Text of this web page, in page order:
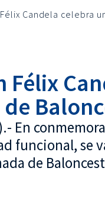
Candela celebra
Félix
En
funcional, se
de